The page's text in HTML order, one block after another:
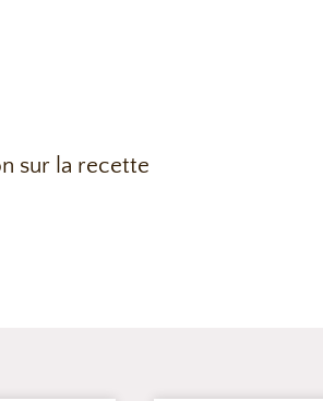
sur la recette